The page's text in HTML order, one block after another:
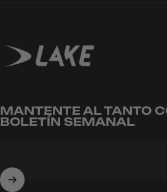
MANTENTE AL TANTO
BOLETÍN SEMANAL